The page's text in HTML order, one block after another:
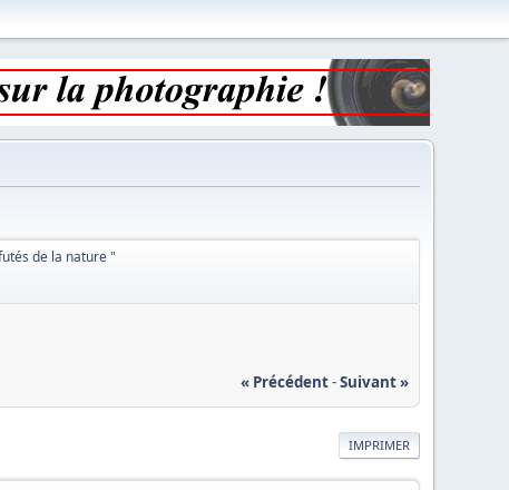
de la nature "
« Précédent-Suivant »
IMPRIMER